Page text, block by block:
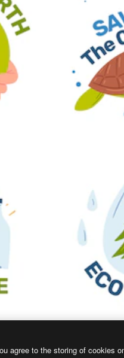
agree to the storing of cookies